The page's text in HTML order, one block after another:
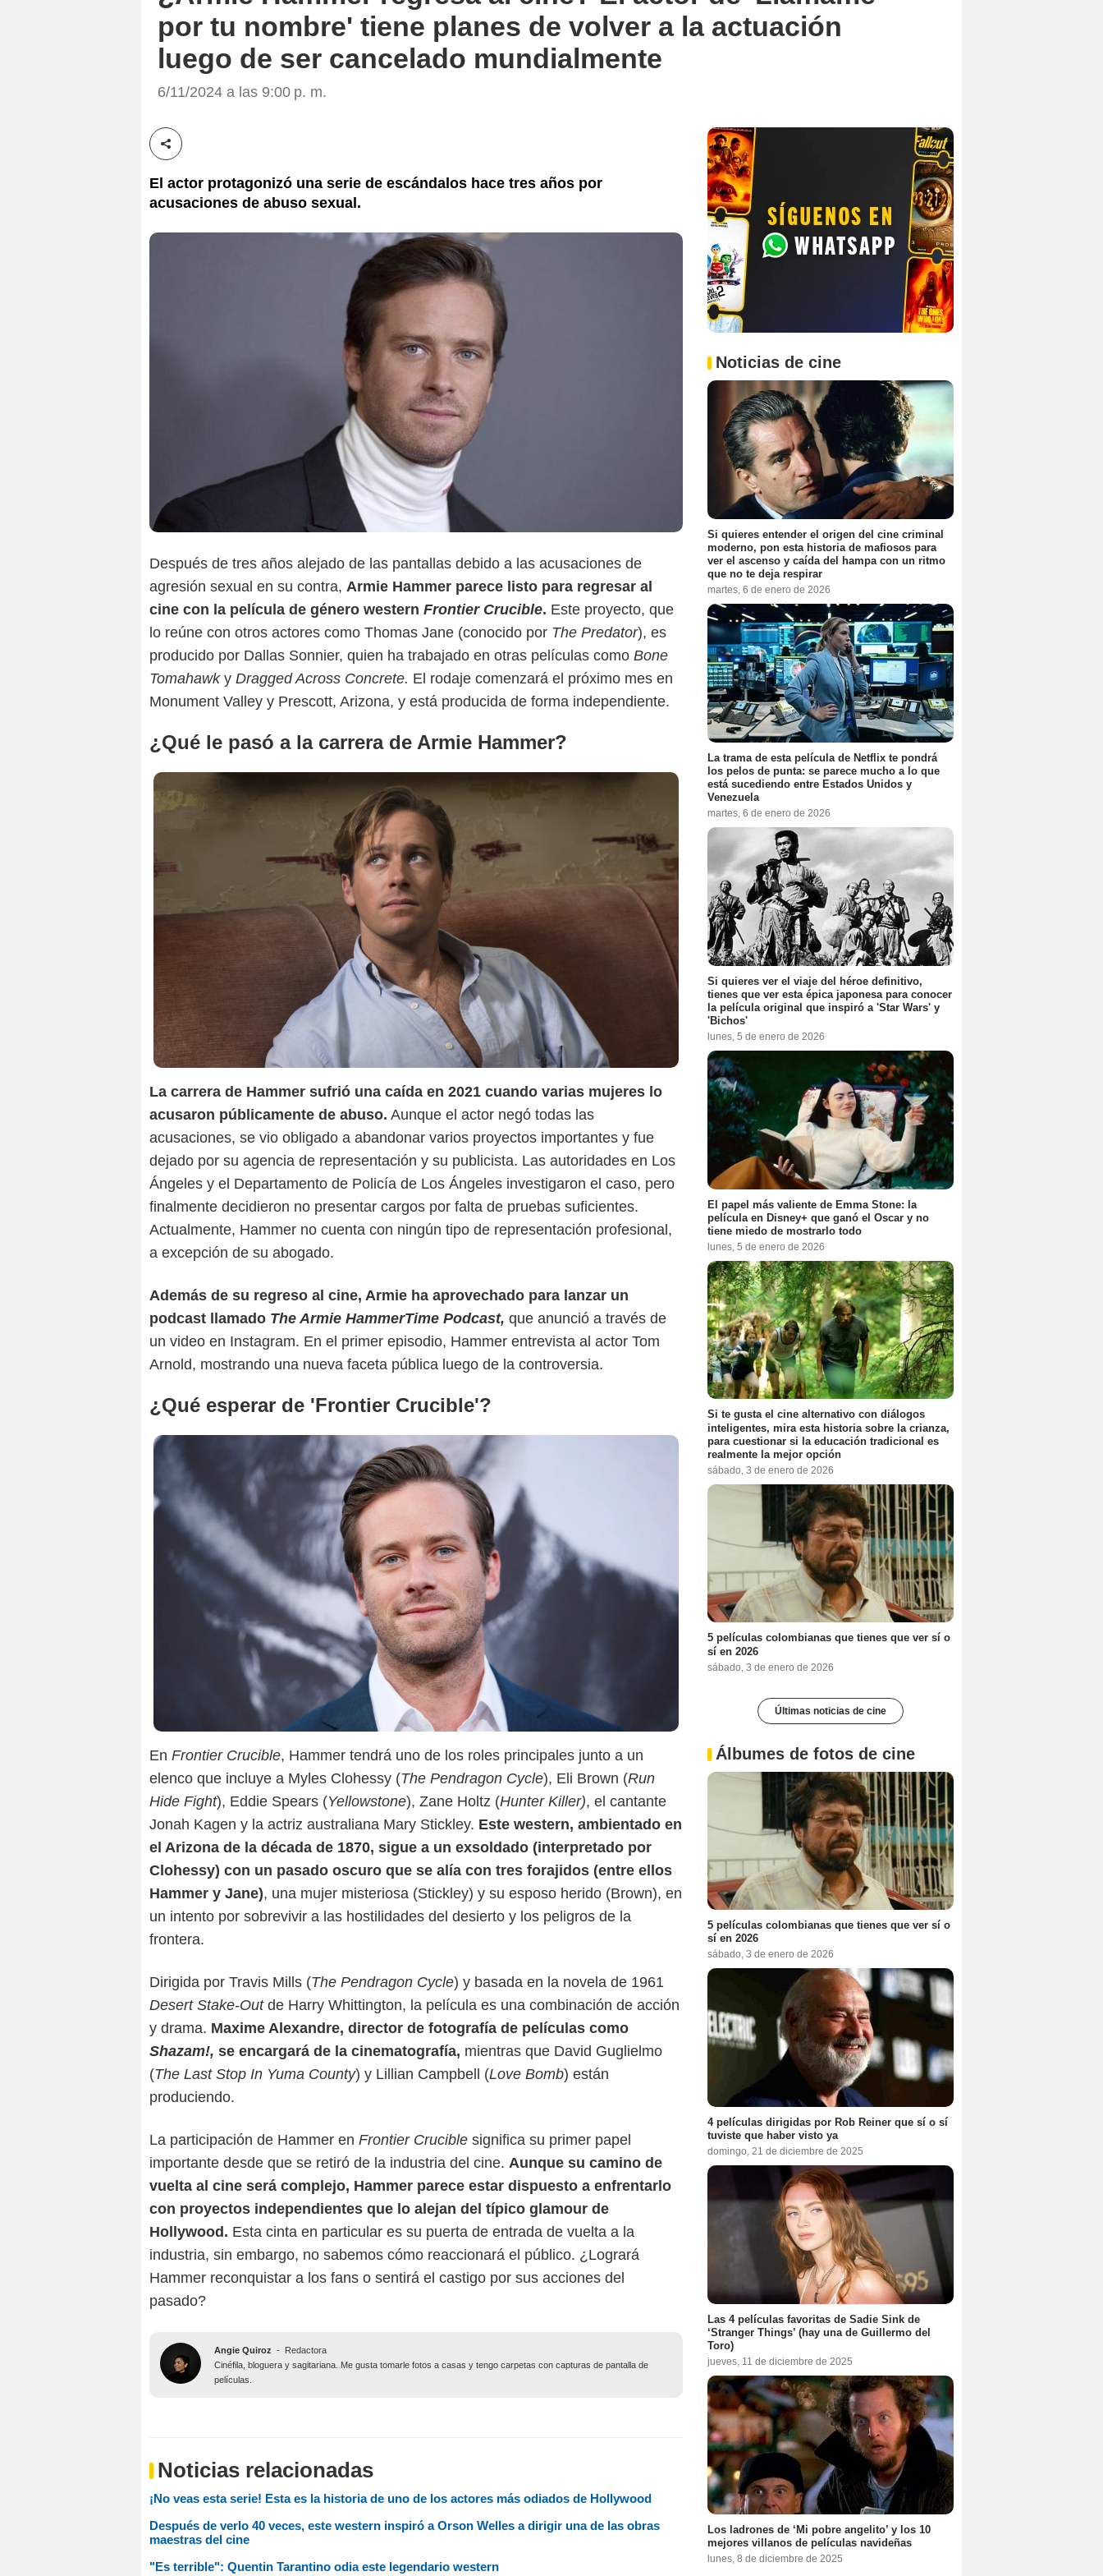
por tu nombre' tiene planes de volver a la actuación
luego de ser cancelado mundialmente
6/11/2024 a las 9:00 p. m.
Compartir esta noticia
El actor protagonizó una serie de escándalos hace tres años por
acusaciones de abuso sexual.
Después de tres años alejado de las pantallas debido a las acusaciones de
agresión sexual en su contra, Armie Hammer parece listo para regresar al
cine con la película de género western Frontier Crucible. Este proyecto, que
lo reúne con otros actores como Thomas Jane (conocido por The Predator), es
producido por Dallas Sonnier, quien ha trabajado en otras películas como Bone
Tomahawky Dragged Across Concrete. El rodaje comenzará el próximo mes en
Monument Valley y Prescott, Arizona, y está producida de forma independiente.
¿Qué le pasó a la carrera de Armie Hammer?
El Independiente
La carrera de Hammer sufrió una caída en 2021 cuando varias mujeres lo
acusaron públicamente de abuso. Aunque el actor negó todas las
acusaciones, se vio obligado a abandonar varios proyectos importantes y fue
dejado por su agencia de representación y su publicista. Las autoridades en Los
Ángeles y el Departamento de Policía de Los Ángeles investigaron el caso, pero
finalmente decidieron no presentar cargos por falta de pruebas suficientes.
Actualmente, Hammer no cuenta con ningún tipo de representación profesional,
a excepción de su abogado.
Además de su regreso al cine, Armie ha aprovechado para lanzar un
podcast llamado The Armie HammerTime Podcast, que anunció a través de
un video en Instagram. En el primer episodio, Hammer entrevista al actor Tom
Arnold, mostrando una nueva faceta pública luego de la controversia.
¿Qué esperar de 'Frontier Crucible'?
En Frontier Crucible, Hammer tendrá uno de los roles principales junto a un
elenco que incluye a Myles Clohessy (The Pendragon Cycle), Eli Brown (Run
Hide Fight), Eddie Spears (Yellowstone), Zane Holtz (Hunter Killer), el cantante
Jonah Kagen y la actriz australiana Mary Stickley. Este western, ambientado en
el Arizona de la década de 1870, sigue a un exsoldado (interpretado por
Clohessy) con un pasado oscuro que se alía con tres forajidos (entre ellos
Hammer y Jane), una mujer misteriosa (Stickley) y su esposo herido (Brown), en
un intento por sobrevivir a las hostilidades del desierto y los peligros de la
frontera.
Dirigida por Travis Mills (The Pendragon Cycle) y basada en la novela de 1961
Desert Stake-Out de Harry Whittington, la película es una combinación de acción
y drama. Maxime Alexandre, director de fotografía de películas como
Shazam!, se encargará de la cinematografía, mientras que David Guglielmo
(The Last Stop In Yuma County) y Lillian Campbell (Love Bomb) están
produciendo.
La participación de Hammer en Frontier Crucible significa su primer papel
importante desde que se retiró de la industria del cine. Aunque su camino de
vuelta al cine será complejo, Hammer parece estar dispuesto a enfrentarlo
con proyectos independientes que lo alejan del típico glamour de
Hollywood. Esta cinta en particular es su puerta de entrada de vuelta a la
industria, sin embargo, no sabemos cómo reaccionará el público. ¿Logrará
Hammer reconquistar a los fans o sentirá el castigo por sus acciones del
pasado?
Angie Quiroz - Redactora
Cinéfila, bloguera y sagitariana. Me gusta tomarle fotos a casas y tengo carpetas con capturas de pantalla de
películas.
Noticias relacionadas
¡No veas esta serie! Esta es la historia de uno de los actores más odiados de Hollywood
Después de verlo 40 veces, este western inspiró a Orson Welles a dirigir una de las obras
maestras del cine
"Es terrible": Quentin Tarantino odia este legendario western
Noticias de cine
Si quieres entender el origen del cine criminal
moderno, pon esta historia de mafiosos para
ver el ascenso y caída del hampa con un ritmo
que no te deja respirar
martes, 6 de enero de 2026
La trama de esta película de Netflix te pondrá
los pelos de punta: se parece mucho a lo que
está sucediendo entre Estados Unidos y
Venezuela
martes, 6 de enero de 2026
Si quieres ver el viaje del héroe definitivo,
tienes que ver esta épica japonesa para conocer
la película original que inspiró a 'Star Wars' y
'Bichos'
lunes, 5 de enero de 2026
El papel más valiente de Emma Stone: la
película en Disney+ que ganó el Oscar y no
tiene miedo de mostrarlo todo
lunes, 5 de enero de 2026
Si te gusta el cine alternativo con diálogos
inteligentes, mira esta historia sobre la crianza,
para cuestionar si la educación tradicional es
realmente la mejor opción
sábado, 3 de enero de 2026
5 películas colombianas que tienes que ver sí o
sí en 2026
sábado, 3 de enero de 2026
Últimas noticias de cine
Álbumes de fotos de cine
5 películas colombianas que tienes que ver sí o
sí en 2026
sábado, 3 de enero de 2026
4 películas dirigidas por Rob Reiner que sí o sí
tuviste que haber visto ya
domingo, 21 de diciembre de 2025
Las 4 películas favoritas de Sadie Sink de
‘Stranger Things’ (hay una de Guillermo del
Toro)
jueves, 11 de diciembre de 2025
Los ladrones de ‘Mi pobre angelito’ y los 10
mejores villanos de películas navideñas
lunes, 8 de diciembre de 2025